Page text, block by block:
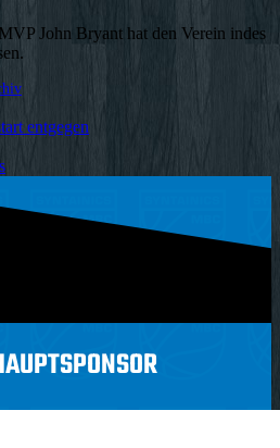
John Bryant hat den Verein indes
entgegen